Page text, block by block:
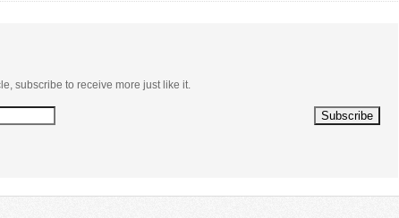
subscribe to receive more just like it.